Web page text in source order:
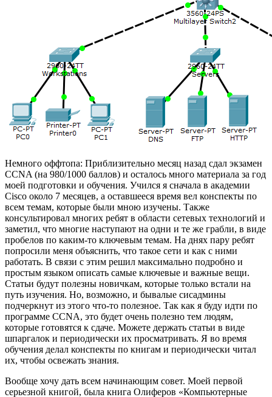
Немного оффтопа: Приблизительно месяц назад сдал экзамен
CCNA (на 980/1000 баллов) и осталось много материала за год
моей подготовки и обучения. Учился я сначала в академии
Cisco около 7 месяцев, а оставшееся время вел конспекты по
всем темам, которые были мною изучены. Также
консультировал многих ребят в области сетевых технологий и
заметил, что многие наступают на одни и те же грабли, в виде
пробелов по каким-то ключевым темам. На днях пару ребят
попросили меня объяснить, что такое сети и как с ними
работать. В связи с этим решил максимально подробно и
простым языком описать самые ключевые и важные вещи.
Статьи будут полезны новичкам, которые только встали на
путь изучения. Но, возможно, и бывалые сисадмины
подчеркнут из этого что-то полезное. Так как я буду идти по
программе CCNA, это будет очень полезно тем людям,
которые готовятся к сдаче. Можете держать статьи в виде
шпаргалок и периодически их просматривать. Я во время
обучения делал конспекты по книгам и периодически читал
их, чтобы освежать знания.
Вообще хочу дать всем начинающим совет. Моей первой
серьезной книгой, была книга Олиферов «Компьютерные